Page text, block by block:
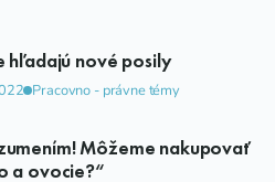
hľadajú nové posily
Pracovno - právne témy
Môžeme nakupovať
a ovocie?“